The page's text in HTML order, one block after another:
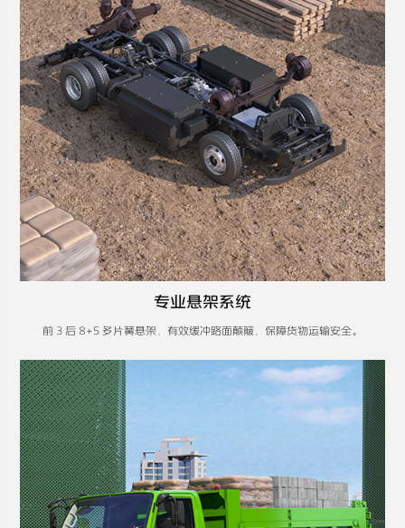
专业悬架系统
前 3 后 8+5 多片簧悬架，有效缓冲路面颠簸，保障货物运输安全​。